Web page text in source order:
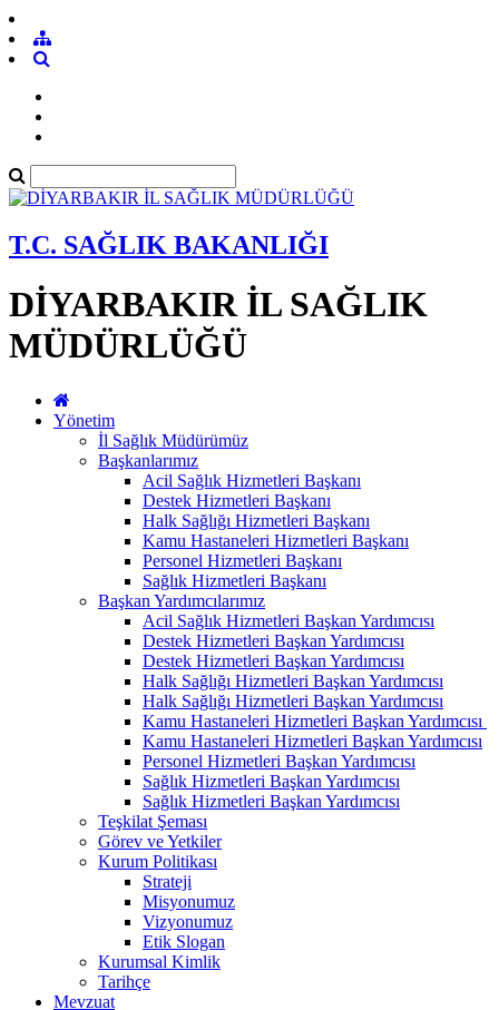
T.C. SAĞLIK BAKANLIĞI
DİYARBAKIR İL SAĞLIK
MÜDÜRLÜĞÜ
Yönetim
İl Sağlık Müdürümüz
Başkanlarımız
Acil Sağlık Hizmetleri Başkanı
Destek Hizmetleri Başkanı
Halk Sağlığı Hizmetleri Başkanı
Kamu Hastaneleri Hizmetleri Başkanı
Personel Hizmetleri Başkanı
Sağlık Hizmetleri Başkanı
Başkan Yardımcılarımız
Acil Sağlık Hizmetleri Başkan Yardımcısı
Destek Hizmetleri Başkan Yardımcısı
Destek Hizmetleri Başkan Yardımcısı
Halk Sağlığı Hizmetleri Başkan Yardımcısı
Halk Sağlığı Hizmetleri Başkan Yardımcısı
Kamu Hastaneleri Hizmetleri Başkan Yardımcısı ​
Kamu Hastaneleri Hizmetleri Başkan Yardımcısı
Personel Hizmetleri Başkan Yardımcısı
Sağlık Hizmetleri Başkan Yardımcısı
Sağlık Hizmetleri Başkan Yardımcısı
Teşkilat Şeması
Görev ve Yetkiler
Kurum Politikası
Strateji
Misyonumuz
Vizyonumuz
Etik Slogan
Kurumsal Kimlik
Tarihçe
Mevzuat